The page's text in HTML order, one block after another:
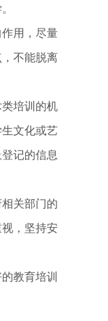
用，尽量
不能脱离
培训的机
文化或艺
记的信息
关部门的
，坚持安
教育培训